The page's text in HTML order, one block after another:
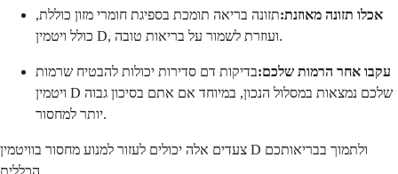
אכלו תזונה מאוזנת:תזונה בריאה תומכת בספיגת חומרי מזון כוללת,
כולל ויטמין D, ועוזרת לשמור על בריאות טובה.
עקבו אחר הרמות שלכם:בדיקות דם סדירות יכולות להבטיח שרמות
ויטמין D שלכם נמצאות במסלול הנכון, במיוחד אם אתם בסיכון גבוה
יותר למחסור.
צעדים אלה יכולים לעזור למנוע מחסור בוויטמין D ולתמוך בבריאותכם